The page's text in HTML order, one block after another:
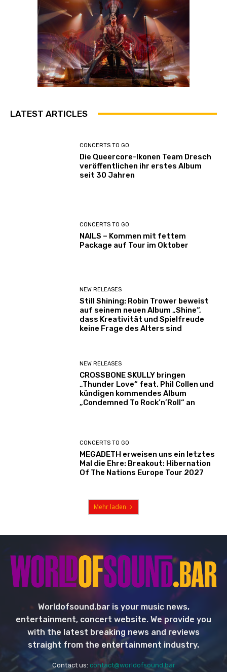
LATEST ARTICLES
CONCERTS TO GO
Die Queercore-Ikonen Team Dresch
veröffentlichen ihr erstes Album
seit 30 Jahren
CONCERTS TO GO
NAILS – Kommen mit fettem
Package auf Tour im Oktober
NEW RELEASES
Still Shining: Robin Trower beweist
auf seinem neuen Album „Shine“,
dass Kreativität und Spielfreude
keine Frage des Alters sind
NEW RELEASES
CROSSBONE SKULLY bringen
„Thunder Love“ feat. Phil Collen und
kündigen kommendes Album
„Condemned To Rock’n’Roll“ an
CONCERTS TO GO
MEGADETH erweisen uns ein letztes
Mal die Ehre: Breakout: Hibernation
Of The Nations Europe Tour 2027
Mehr laden
Worldofsound.bar is your music news,
entertainment, concert website. We provide you
with the latest breaking news and reviews
straight from the entertainment industry.
Contact us: contact@worldofsound.bar